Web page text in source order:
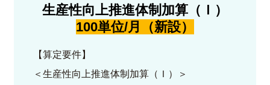
生産性向上推進体制加算（Ｉ）
100単位/月（新設）
【算定要件】
＜生産性向上推進体制加算（Ｉ）＞